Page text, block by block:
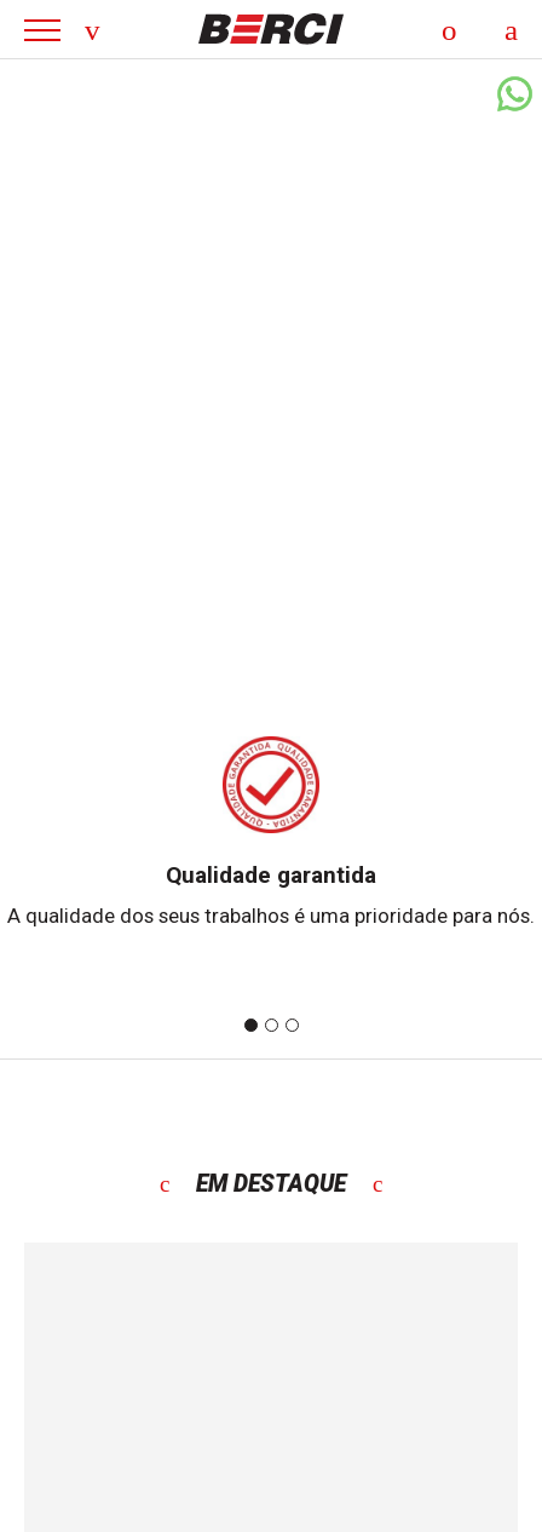
Qualidade garantida
A qualidade dos seus trabalhos é uma prioridade para nós.
EM DESTAQUE